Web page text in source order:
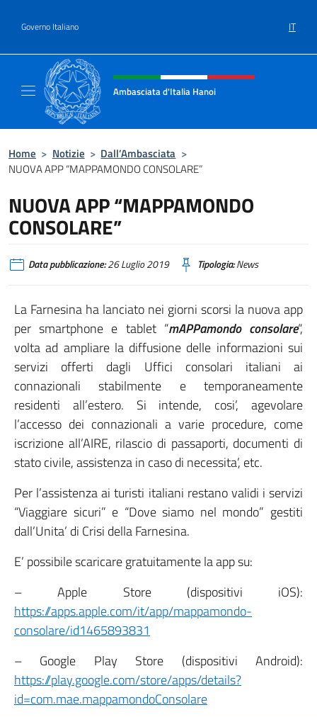
Governo Italiano IT
Intestazione sito, social e menù
Ambasciata d'Italia Hanoi
Home > Notizie > Dall’Ambasciata >
NUOVA APP “MAPPAMONDO CONSOLARE”
NUOVA APP “MAPPAMONDO
CONSOLARE”
Data pubblicazione:26 Luglio 2019 Tipologia:News
La Farnesina ha lanciato nei giorni scorsi la nuova app
per smartphone e tablet “mAPPamondo consolare“,
volta ad ampliare la diffusione delle informazioni sui
servizi offerti dagli Uffici consolari italiani ai
connazionali stabilmente e temporaneamente
residenti all’estero. Si intende, cosi’, agevolare
l’accesso dei connazionali a varie procedure, come
iscrizione all’AIRE, rilascio di passaporti, documenti di
stato civile, assistenza in caso di necessita’, etc.
Per l’assistenza ai turisti italiani restano validi i servizi
“Viaggiare sicuri” e “Dove siamo nel mondo” gestiti
dall’Unita’ di Crisi della Farnesina.
E’ possibile scaricare gratuitamente la app su:
– Apple Store (dispositivi iOS):
https://apps.apple.com/it/app/mappamondo-
consolare/id1465893831
– Google Play Store (dispositivi Android):
https://play.google.com/store/apps/details?
id=com.mae.mappamondoConsolare